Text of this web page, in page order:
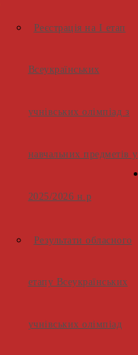
Реєстрація на І етап
Всеукраїнських
учнівських олімпіад з
навчальних предметів у
2025/2026 н.р
Результати обласного
етапу Всеукраїнських
учнівських олімпіад